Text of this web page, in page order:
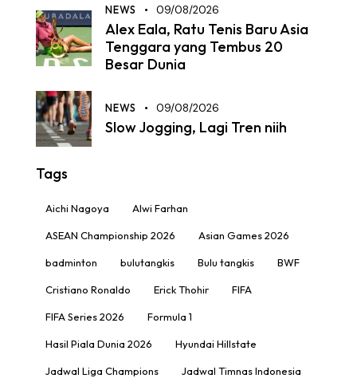
NEWS 09/08/2026
Alex Eala, Ratu Tenis Baru Asia
Tenggara yang Tembus 20
Besar Dunia
NEWS 09/08/2026
Slow Jogging, Lagi Tren niih
Tags
Aichi Nagoya Alwi Farhan
ASEAN Championship 2026 Asian Games 2026
badminton bulutangkis Bulu tangkis BWF
Cristiano Ronaldo Erick Thohir FIFA
FIFA Series 2026 Formula 1
Hasil Piala Dunia 2026 Hyundai Hillstate
Jadwal Liga Champions Jadwal Timnas Indonesia